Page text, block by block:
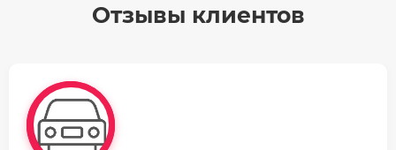
Отзывы клиентов